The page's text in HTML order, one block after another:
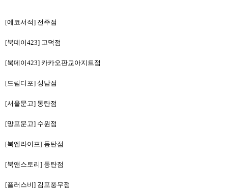
[에코서적] 전주점
[북데이423] 고덕점
[북데이423] 카카오판교아지트점
[드림디포] 성남점
[서울문고] 동탄점
[망포문고] 수원점
[북엔라이프] 동탄점
[북앤스토리] 동탄점
[플러스비] 김포풍무점